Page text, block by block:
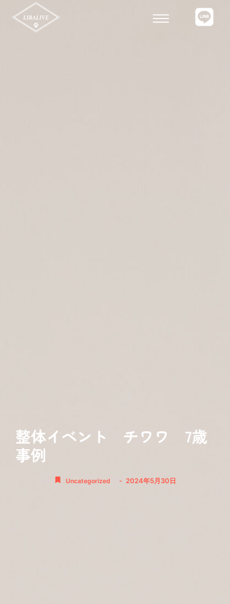
整体イベント チワワ 7歳
事例
Uncategorized - 2024年5月30日